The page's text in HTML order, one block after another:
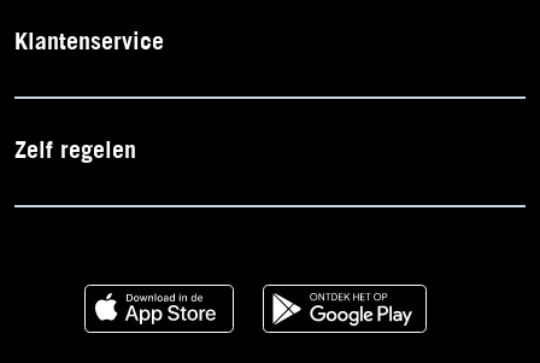
Klantenservice
Zelf regelen